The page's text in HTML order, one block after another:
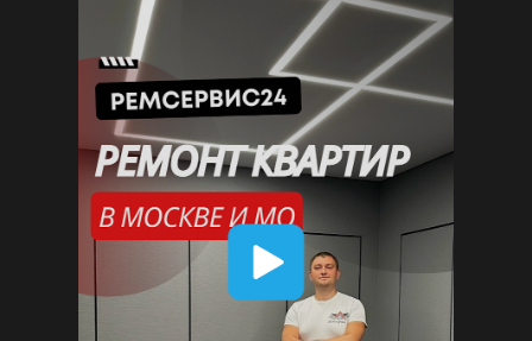
Мы подходим к каждому проекту индивидуально,
учитывая потребности и пожелания клиентов,
а также особенности каждого помещения.
Разработаем дизайн-проект квартиры в Москве
и Московской области.
Подробнее